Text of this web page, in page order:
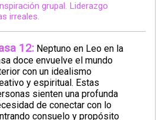
grupal. Liderazgo
irreales.
12: Neptuno en Leo en la
doce envuelve el mundo
con un idealismo
y espiritual. Estas
sienten una profunda
de conectar con lo
consuelo y propósito